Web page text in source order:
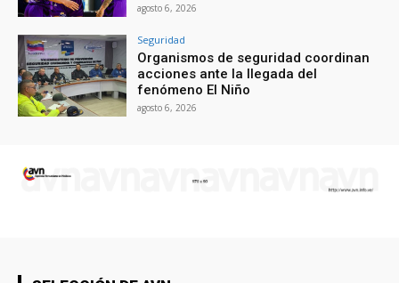
agosto 6, 2026
Seguridad
Organismos de seguridad coordinan
acciones ante la llegada del
fenómeno El Niño
agosto 6, 2026